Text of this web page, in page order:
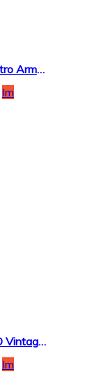
Casio Collection Unisex Retro Armbanduhr A168WEC
Im
Casio – Armbanduhr CASIO Vintage Leder (ltp-1154pq-7bef)
Im